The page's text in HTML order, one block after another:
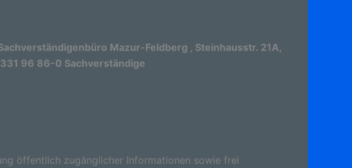
Mazur-Feldberg , Steinhausstr. 21A,
96 86-0 Sachverständige
öffentlich zugänglicher Informationen sowie frei